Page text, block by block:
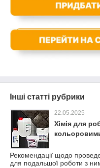
Інші статті рубрики
22.05.2025
Хімія для
Рекомендації щодо
для подальшої роботи з